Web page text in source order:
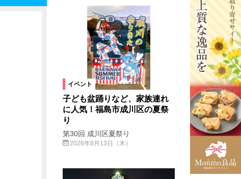
イベント
子ども盆踊りなど、家族連れ
に人気！福島市成川区の夏祭
り
第30回 成川区夏祭り
2026年8月13日（木）